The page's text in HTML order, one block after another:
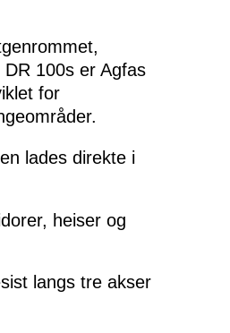
100s er Agfas
for
lades direkte i
heiser og
langs tre akser